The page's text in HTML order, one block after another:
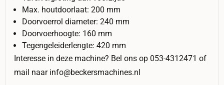
Max. houtdoorlaat: 200 mm
Doorvoerrol diameter: 240 mm
Doorvoerhoogte: 160 mm
Tegengeleiderlengte: 420 mm
Interesse in deze machine? Bel ons op 053-4312471 of
mail naar info@beckersmachines.nl